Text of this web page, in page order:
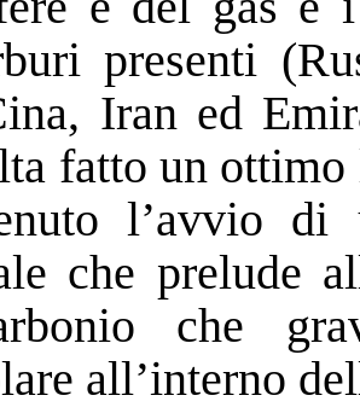
presenti
Iran ed
fatto un
l’avvio di
che prelude
che
all’interno